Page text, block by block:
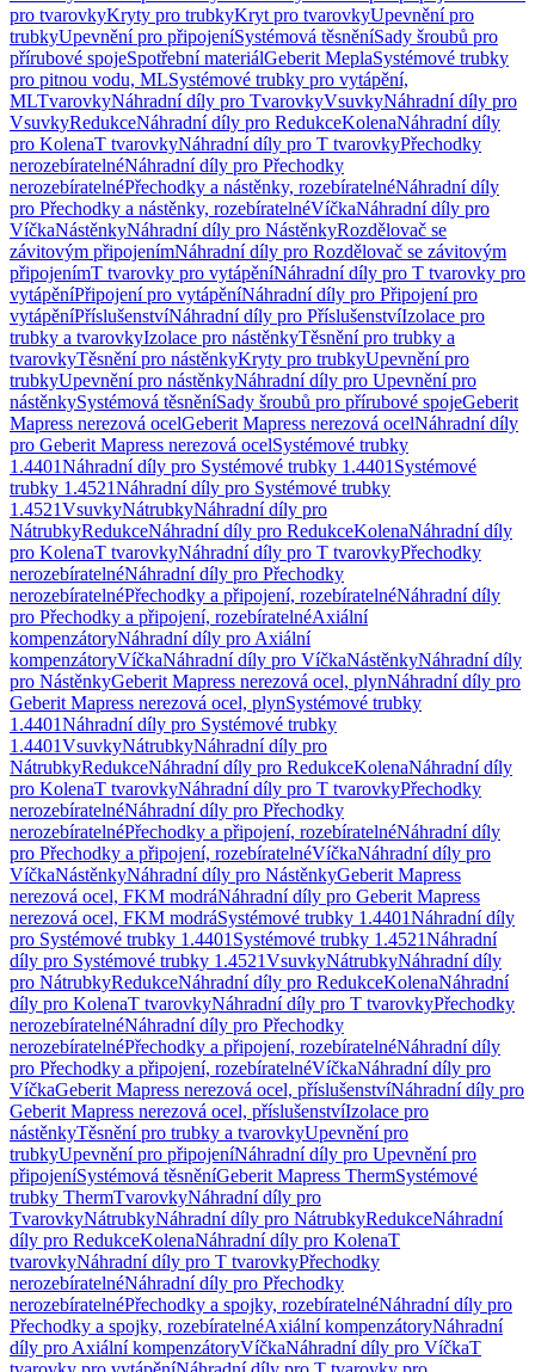
pro tvarovkyKryty pro trubkyKryt pro tvarovkyUpevnění pro
trubkyUpevnění pro připojeníSystémová těsněníSady šroubů pro
přírubové spojeSpotřební materiálGeberit MeplaSystémové trubky
pro pitnou vodu, MLSystémové trubky pro vytápění,
MLTvarovkyNáhradní díly pro TvarovkyVsuvkyNáhradní díly pro
VsuvkyRedukceNáhradní díly pro RedukceKolenaNáhradní díly
pro KolenaT tvarovkyNáhradní díly pro T tvarovkyPřechodky
nerozebíratelnéNáhradní díly pro Přechodky
nerozebíratelnéPřechodky a nástěnky, rozebíratelnéNáhradní díly
pro Přechodky a nástěnky, rozebíratelnéVíčkaNáhradní díly pro
VíčkaNástěnkyNáhradní díly pro NástěnkyRozdělovač se
závitovým připojenímNáhradní díly pro Rozdělovač se závitovým
připojenímT tvarovky pro vytápěníNáhradní díly pro T tvarovky pro
vytápěníPřipojení pro vytápěníNáhradní díly pro Připojení pro
vytápěníPříslušenstvíNáhradní díly pro PříslušenstvíIzolace pro
trubky a tvarovkyIzolace pro nástěnkyTěsnění pro trubky a
tvarovkyTěsnění pro nástěnkyKryty pro trubkyUpevnění pro
trubkyUpevnění pro nástěnkyNáhradní díly pro Upevnění pro
nástěnkySystémová těsněníSady šroubů pro přírubové spojeGeberit
Mapress nerezová ocelGeberit Mapress nerezová ocelNáhradní díly
pro Geberit Mapress nerezová ocelSystémové trubky
1.4401Náhradní díly pro Systémové trubky 1.4401 Systémové
trubky 1.4521Náhradní díly pro Systémové trubky
1.4521VsuvkyNátrubkyNáhradní díly pro
NátrubkyRedukceNáhradní díly pro RedukceKolenaNáhradní díly
pro KolenaT tvarovkyNáhradní díly pro T tvarovkyPřechodky
nerozebíratelnéNáhradní díly pro Přechodky
nerozebíratelnéPřechodky a připojení, rozebíratelnéNáhradní díly
pro Přechodky a připojení, rozebíratelnéAxiální
kompenzátoryNáhradní díly pro Axiální
kompenzátoryVíčkaNáhradní díly pro VíčkaNástěnkyNáhradní díly
pro NástěnkyGeberit Mapress nerezová ocel, plynNáhradní díly pro
Geberit Mapress nerezová ocel, plynSystémové trubky
1.4401Náhradní díly pro Systémové trubky
1.4401VsuvkyNátrubkyNáhradní díly pro
NátrubkyRedukceNáhradní díly pro RedukceKolenaNáhradní díly
pro KolenaT tvarovkyNáhradní díly pro T tvarovkyPřechodky
nerozebíratelnéNáhradní díly pro Přechodky
nerozebíratelnéPřechodky a připojení, rozebíratelnéNáhradní díly
pro Přechodky a připojení, rozebíratelnéVíčkaNáhradní díly pro
VíčkaNástěnkyNáhradní díly pro NástěnkyGeberit Mapress
nerezová ocel, FKM modráNáhradní díly pro Geberit Mapress
nerezová ocel, FKM modráSystémové trubky 1.4401Náhradní díly
pro Systémové trubky 1.4401 Systémové trubky 1.4521Náhradní
díly pro Systémové trubky 1.4521VsuvkyNátrubkyNáhradní díly
pro NátrubkyRedukceNáhradní díly pro RedukceKolenaNáhradní
díly pro KolenaT tvarovkyNáhradní díly pro T tvarovkyPřechodky
nerozebíratelnéNáhradní díly pro Přechodky
nerozebíratelnéPřechodky a připojení, rozebíratelnéNáhradní díly
pro Přechodky a připojení, rozebíratelnéVíčkaNáhradní díly pro
VíčkaGeberit Mapress nerezová ocel, příslušenstvíNáhradní díly pro
Geberit Mapress nerezová ocel, příslušenstvíIzolace pro
nástěnkyTěsnění pro trubky a tvarovkyUpevnění pro
trubkyUpevnění pro připojeníNáhradní díly pro Upevnění pro
připojeníSystémová těsněníGeberit Mapress ThermSystémové
trubky ThermTvarovkyNáhradní díly pro
TvarovkyNátrubkyNáhradní díly pro NátrubkyRedukceNáhradní
díly pro RedukceKolenaNáhradní díly pro KolenaT
tvarovkyNáhradní díly pro T tvarovkyPřechodky
nerozebíratelnéNáhradní díly pro Přechodky
nerozebíratelnéPřechodky a spojky, rozebíratelnéNáhradní díly pro
Přechodky a spojky, rozebíratelnéAxiální kompenzátoryNáhradní
díly pro Axiální kompenzátoryVíčkaNáhradní díly pro VíčkaT